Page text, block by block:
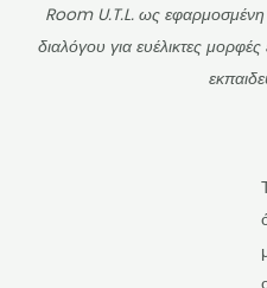
Room U.T.L. ως εφαρμοσμένη
διαλόγου για ευέλικτες